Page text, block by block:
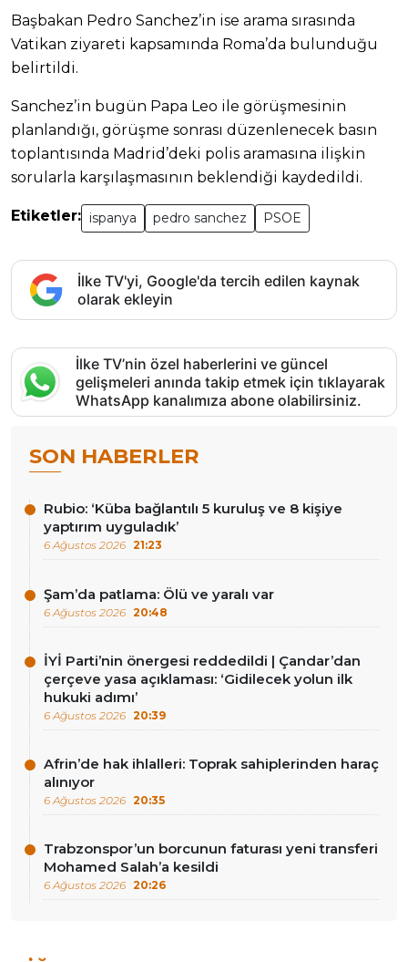
Başbakan Pedro Sanchez’in ise arama sırasında
Vatikan ziyareti kapsamında Roma’da bulunduğu
belirtildi.
Sanchez’in bugün Papa Leo ile görüşmesinin
planlandığı, görüşme sonrası düzenlenecek basın
toplantısında Madrid’deki polis aramasına ilişkin
sorularla karşılaşmasının beklendiği kaydedildi.
Etiketler: ispanya pedro sanchez PSOE
İlke TV'yi, Google'da tercih edilen kaynak
olarak ekleyin
İlke TV’nin özel haberlerini ve güncel
gelişmeleri anında takip etmek için tıklayarak
WhatsApp kanalımıza abone olabilirsiniz.
SON HABERLER
Rubio: ‘Küba bağlantılı 5 kuruluş ve 8 kişiye
yaptırım uyguladık’
6 Ağustos 2026 21:23
Şam’da patlama: Ölü ve yaralı var
6 Ağustos 2026 20:48
İYİ Parti’nin önergesi reddedildi | Çandar’dan
çerçeve yasa açıklaması: ‘Gidilecek yolun ilk
hukuki adımı’
6 Ağustos 2026 20:39
Afrin’de hak ihlalleri: Toprak sahiplerinden haraç
alınıyor
6 Ağustos 2026 20:35
Trabzonspor’un borcunun faturası yeni transferi
Mohamed Salah’a kesildi
6 Ağustos 2026 20:26